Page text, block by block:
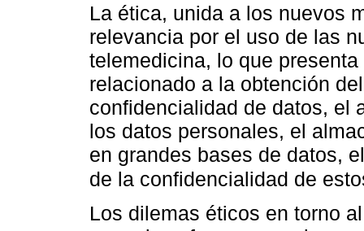
La ética, unida a los nuevos
relevancia por el uso de las
telemedicina, lo que
relacionado a la obtención
confidencialidad de datos, el
los datos personales, el
en grandes bases de datos,
de la confidencialidad de
Los dilemas éticos en torno